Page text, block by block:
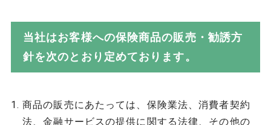
当社はお客様への保険商品の販売・勧誘方
針を次のとおり定めております。
商品の販売にあたっては、保険業法、消費者契約
法、金融サービスの提供に関する法律、その他の